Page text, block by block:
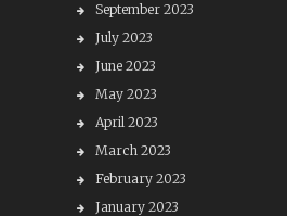
September 2023
July 2023
June 2023
May 2023
April 2023
March 2023
February 2023
January 2023